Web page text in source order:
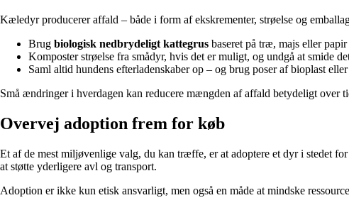
Kæledyr producerer affald – både i form af ekskrementer, strøelse og
Brug biologisk nedbrydeligt kattegrus baseret på træ, majs eller
Komposter strøelse fra smådyr, hvis det er muligt, og undgå at smide
Saml altid hundens efterladenskaber op – og brug poser af bioplast
Små ændringer i hverdagen kan reducere mængden af affald betydeligt over
Overvej adoption frem for køb
Et af de mest miljøvenlige valg, du kan træffe, er at adoptere et dyr i stedet
at støtte yderligere avl og transport.
Adoption er ikke kun etisk ansvarligt, men også en måde at mindske